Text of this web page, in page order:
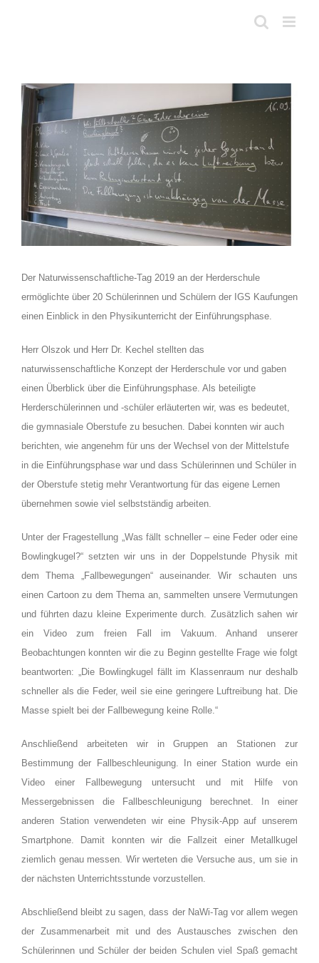
View
Larger
Image
Der Naturwissenschaftliche-Tag 2019 an der Herderschule
ermöglichte über 20 Schülerinnen und Schülern der IGS Kaufungen
einen Einblick in den Physikunterricht der Einführungsphase.
Herr Olszok und Herr Dr. Kechel stellten das
naturwissenschaftliche Konzept der Herderschule vor und gaben
einen Überblick über die Einführungsphase. Als beteiligte
Herderschülerinnen und -schüler erläuterten wir, was es bedeutet,
die gymnasiale Oberstufe zu besuchen. Dabei konnten wir auch
berichten, wie angenehm für uns der Wechsel von der Mittelstufe
in die Einführungsphase war und dass Schülerinnen und Schüler in
der Oberstufe stetig mehr Verantwortung für das eigene Lernen
übernehmen sowie viel selbstständig arbeiten.
Unter der Fragestellung „Was fällt schneller – eine Feder oder eine
Bowlingkugel?“ setzten wir uns in der Doppelstunde Physik mit
dem Thema „Fallbewegungen“ auseinander. Wir schauten uns
einen Cartoon zu dem Thema an, sammelten unsere Vermutungen
und führten dazu kleine Experimente durch. Zusätzlich sahen wir
ein Video zum freien Fall im Vakuum. Anhand unserer
Beobachtungen konnten wir die zu Beginn gestellte Frage wie folgt
beantworten: „Die Bowlingkugel fällt im Klassenraum nur deshalb
schneller als die Feder, weil sie eine geringere Luftreibung hat. Die
Masse spielt bei der Fallbewegung keine Rolle.“
Anschließend arbeiteten wir in Gruppen an Stationen zur
Bestimmung der Fallbeschleunigung. In einer Station wurde ein
Video einer Fallbewegung untersucht und mit Hilfe von
Messergebnissen die Fallbeschleunigung berechnet. In einer
anderen Station verwendeten wir eine Physik-App auf unserem
Smartphone. Damit konnten wir die Fallzeit einer Metallkugel
ziemlich genau messen. Wir werteten die Versuche aus, um sie in
der nächsten Unterrichtsstunde vorzustellen.
Abschließend bleibt zu sagen, dass der NaWi-Tag vor allem wegen
der Zusammenarbeit mit und des Austausches zwischen den
Schülerinnen und Schüler der beiden Schulen viel Spaß gemacht